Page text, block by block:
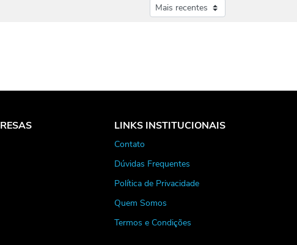
LINKS INSTITUCIONAIS
Contato
Dúvidas Frequentes
Política de Privacidade
Quem Somos
Termos e Condições